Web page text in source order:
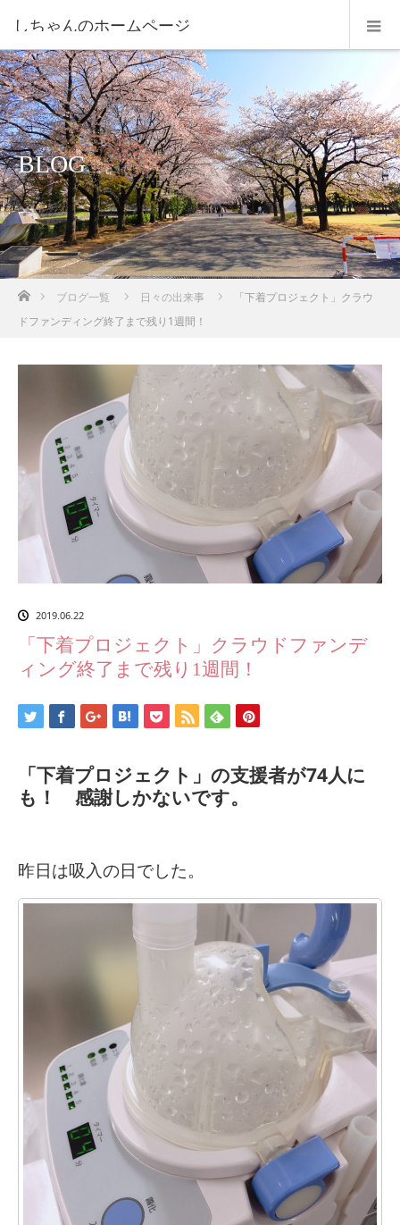
しちゃんのホームページ
BLOG
ホームブログ一覧 日々の出来事
「下着プロジェクト」クラウ
ドファンディング終了まで残り1週間！
2019.06.22
「下着プロジェクト」クラウドファンデ
ィング終了まで残り1週間！
「下着プロジェクト」の支援者が74人に
も！ 感謝しかないです。
昨日は吸入の日でした。